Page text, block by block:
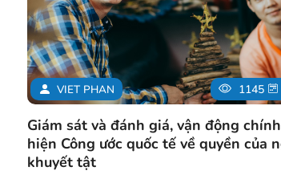
VIET PHAN 1145
Giám sát và đánh giá, vận động
hiện Công ước quốc tế về quyền của
khuyết tật